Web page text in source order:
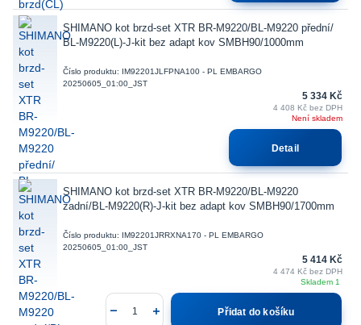
SHIMANO kot brzd-set XTR BR-M9220/BL-M9220 přední/
BL-M9220(L)-J-kit bez adapt kov SMBH90/1000mm
Číslo produktu: IM92201JLFPNA100 - PL EMBARGO
20250605_01:00_JST
5 334 Kč
4 408 Kč bez DPH
Není skladem
Detail
SHIMANO kot brzd-set XTR BR-M9220/BL-M9220
zadní/BL-M9220(R)-J-kit bez adapt kov SMBH90/1700mm
Číslo produktu: IM92201JRRXNA170 - PL EMBARGO
20250605_01:00_JST
5 414 Kč
4 474 Kč bez DPH
Skladem 1
Přidat do košíku